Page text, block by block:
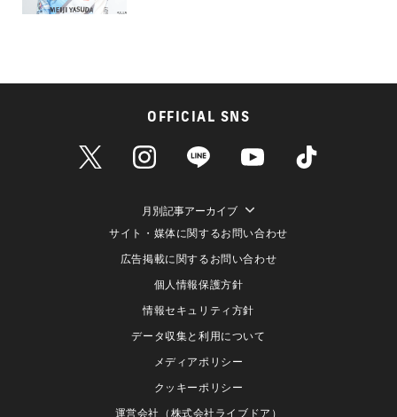
OFFICIAL SNS
月別記事アーカイブ
サイト・媒体に関するお問い合わせ
広告掲載に関するお問い合わせ
個人情報保護方針
情報セキュリティ方針
データ収集と利用について
メディアポリシー
クッキーポリシー
運営会社（株式会社ライブドア）